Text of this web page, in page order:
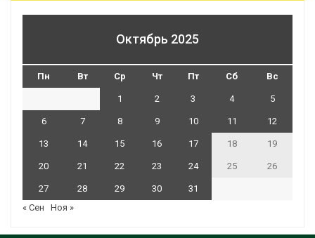
Октябрь 2025
Пн Вт Ср Чт Пт Сб Вс
1 2 3 4 5
6 7 8 9 10 11 12
13 14 15 16 17 18 19
20 21 22 23 24 25 26
27 28 29 30
31
« Сен
Ноя »